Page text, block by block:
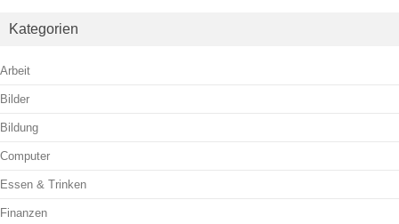
Kategorien
Arbeit
Bilder
Bildung
Computer
Essen & Trinken
Finanzen